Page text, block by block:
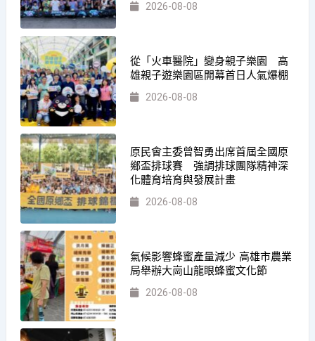
2026-08-08
從「火車醫院」變身親子樂園 高
雄親子遊樂園區開幕首日人氣爆棚
2026-08-08
原民會主委曾智勇出席首屆全國原
鄉盃排球賽 強調排球團隊精神深
化體育培育與發展計畫
2026-08-08
氣候影響蜂蜜產量減少 高雄市農業
局舉辦大崗山龍眼蜂蜜文化節
2026-08-08